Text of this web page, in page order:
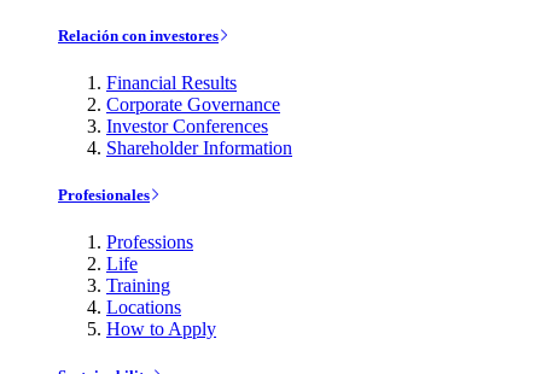
Relación con investores
Financial Results
Corporate Governance
Investor Conferences
Shareholder Information
Profesionales
Professions
Life
Training
Locations
How to Apply